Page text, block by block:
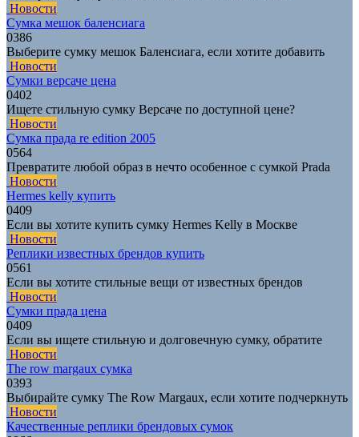
Новости
Сумка мешок баленсиага
0386
Выберите сумку мешок Баленсиага, если хотите добавить
Новости
Сумки версаче цена
0402
Ищете стильную сумку Версаче по доступной цене?
Новости
Сумка прада re edition 2005
0564
Превратите любой образ в нечто особенное с сумкой Prada
Новости
Hermes kelly купить
0409
Если вы хотите купить сумку Hermes Kelly в Москве
Новости
Реплики известных брендов купить
0561
Если вы хотите стильные вещи от известных брендов
Новости
Сумки прада цена
0409
Если вы ищете стильную и долговечную сумку, обратите
Новости
The row margaux сумка
0393
Выбирайте сумку The Row Margaux, если хотите подчеркнуть
Новости
Качественные реплики брендовых сумок